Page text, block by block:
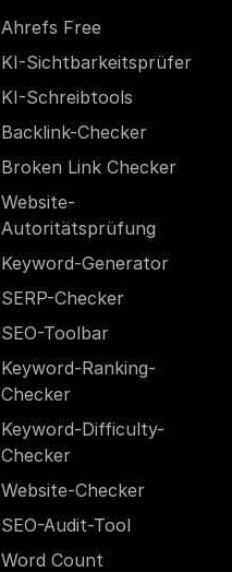
Ahrefs Free
KI-Sichtbarkeitsprüfer
KI-Schreibtools
Backlink-Checker
Broken Link Checker
Website-
Autoritätsprüfung
Keyword-Generator
SERP-Checker
SEO-Toolbar
Keyword-Ranking-
Checker
Keyword-Difficulty-
Checker
Website-Checker
SEO-Audit-Tool
Word Count